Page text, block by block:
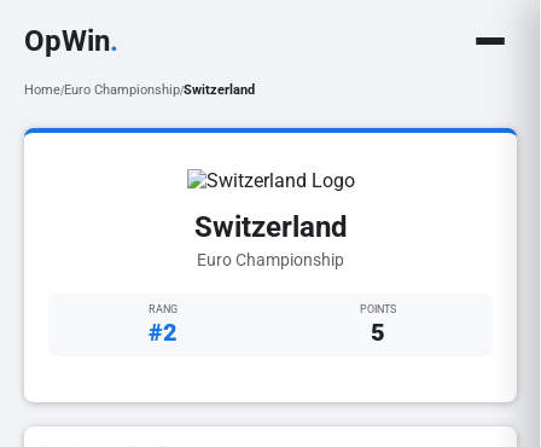
OpWin.
Home/Euro Championship/Switzerland
Switzerland
Euro Championship
RANG
#2
POINTS
5